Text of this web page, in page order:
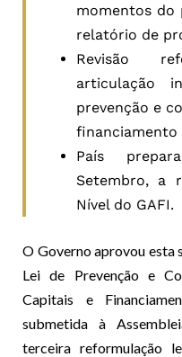
momentos do
relatório de
Revisão
articulação
prevenção e
País
Setembro, a
Nível do GAFI.
O Governo aprovou esta
Lei de Prevenção e
Capitais e
submetida à
terceira reformulação